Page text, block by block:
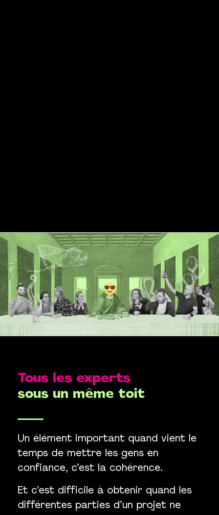
Tous les experts
sous un même toit
Un élément important quand vient le
temps de mettre les gens en
confiance, c’est la cohérence.
Et c’est difficile à obtenir quand les
différentes parties d’un projet ne